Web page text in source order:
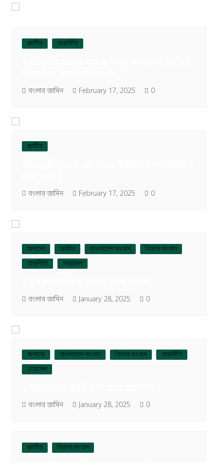
জাতীয় রাজনীতি
বংলার জামিন February 17, 2025 0
জাতীয়
বংলার জামিন February 17, 2025 0
অন্যান্য জাতীয় বাংলাদেশ সংবাদ
বিশেষ সংবাদ
রাজনীতি
সারাদেশ
বংলার জামিন January 28, 2025 0
অন্যান্য বাংলাদেশ সংবাদ বিশেষ সংবাদ
রাজনীতি
সারাদেশ
বংলার জামিন January 28, 2025 0
জাতীয় বিশেষ সংবাদ